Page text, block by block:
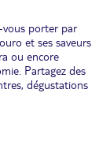
vous porter par
et ses saveurs
ou encore
Partagez des
dégustations